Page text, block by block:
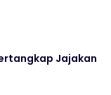
Jajakan